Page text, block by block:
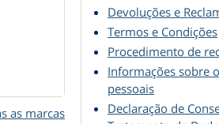
Devoluções e
Termos e Condições
Procedimento de
Informações sobre
pessoais
Declaração de
as marcas